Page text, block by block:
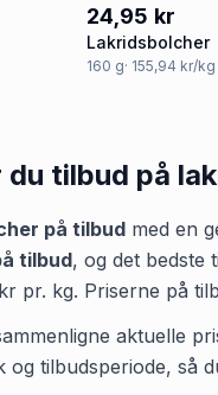
24,95 kr
Lakridsbolcher
160 g· 155,94 kr/kg
du tilbud på
på tilbud med en
tilbud, og det bedste
pr. kg. Priserne på
aktuelle
og tilbudsperiode, så